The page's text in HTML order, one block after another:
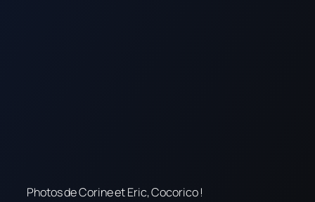
Photos de Corine et Eric, Cocorico !